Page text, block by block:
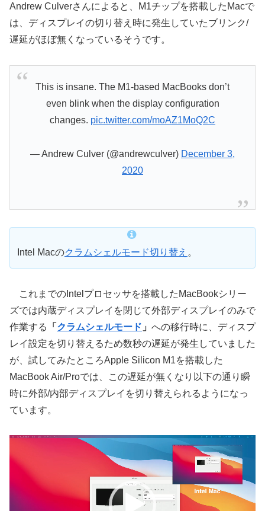
Andrew Culverさんによると、M1チップを搭載したMacで
は、ディスプレイの切り替え時に発生していたブリンク/
遅延がほぼ無くなっているそうです。
This is insane. The M1-based MacBooks don’t
even blink when the display configuration
changes. pic.twitter.com/moAZ1MoQ2C
— Andrew Culver (@andrewculver) December 3,
2020
Intel Macのクラムシェルモード切り替え 。
これまでのIntelプロセッサを搭載したMacBookシリー
ズでは内蔵ディスプレイを閉じて外部ディスプレイのみで
作業する
「 クラムシェルモード 」 への移行時に、ディスプ
レイ設定を切り替えるため数秒の遅延が発生していました
が、試してみたところApple Silicon M1を搭載した
MacBook Air/Proでは、この遅延が無くなり以下の通り瞬
時に外部/内部ディスプレイを切り替えられるようになっ
ています。
画
レ